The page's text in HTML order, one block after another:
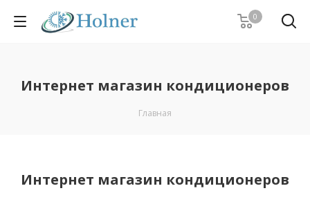
0
Интернет магазин кондиционеров
Главная
Интернет магазин кондиционеров